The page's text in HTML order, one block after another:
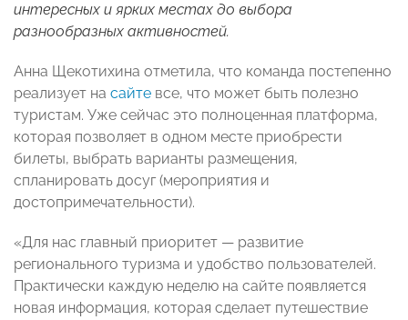
интересных и ярких местах до выбора
разнообразных активностей.
Анна Щекотихина отметила, что команда постепенно
реализует на сайте все, что может быть полезно
туристам. Уже сейчас это полноценная платформа,
которая позволяет в одном месте приобрести
билеты, выбрать варианты размещения,
спланировать досуг (мероприятия и
достопримечательности).
«Для нас главный приоритет — развитие
регионального туризма и удобство пользователей.
Практически каждую неделю на сайте появляется
новая информация, которая сделает путешествие